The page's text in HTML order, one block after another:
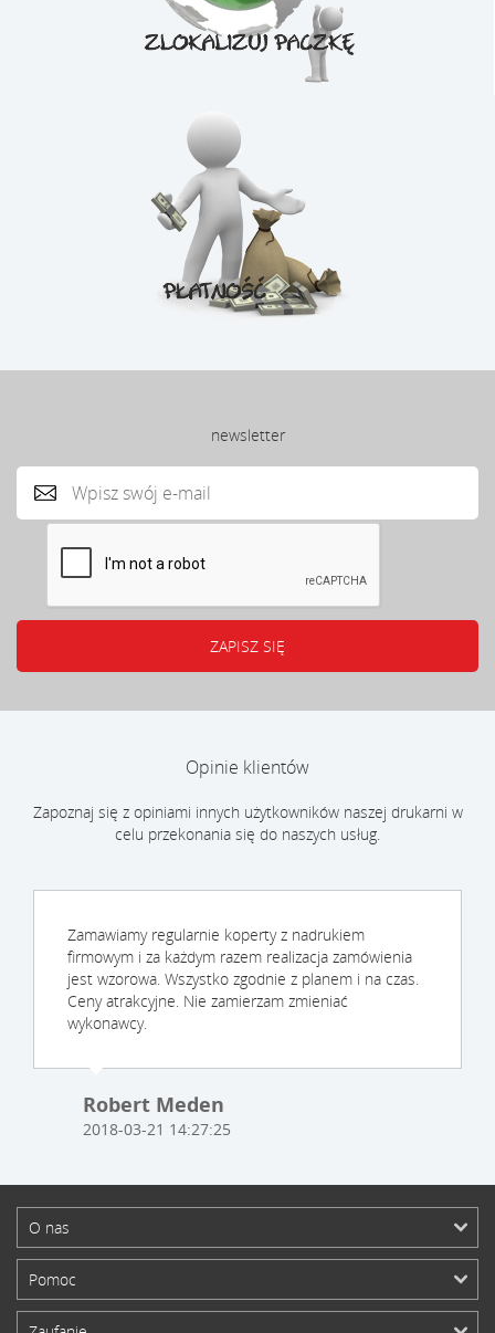
newsletter
Opinie klientów
Zapoznaj się z opiniami innych użytkowników naszej drukarni w
celu przekonania się do naszych usług.
Zamawiamy regularnie koperty z nadrukiem
firmowym i za każdym razem realizacja zamówienia
jest wzorowa. Wszystko zgodnie z planem i na czas.
Ceny atrakcyjne. Nie zamierzam zmieniać
wykonawcy.
Robert Meden
2018-03-21 14:27:25
O nas
Pomoc